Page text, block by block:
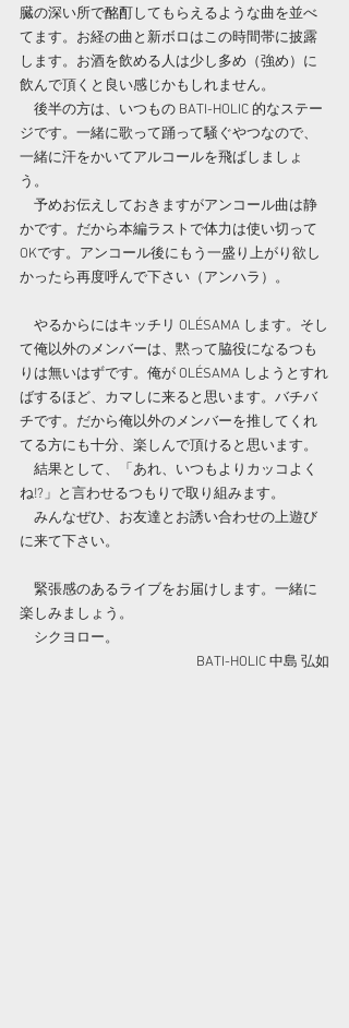
臓の深い所で酩酊してもらえるような曲を並べ
てます。お経の曲と新ボロはこの時間帯に披露
します。お酒を飲める人は少し多め（強め）に
飲んで頂くと良い感じかもしれません。
後半の方は、いつもの BATI-HOLIC 的なステー
ジです。一緒に歌って踊って騒ぐやつなので、
一緒に汗をかいてアルコールを飛ばしましょ
う。
予めお伝えしておきますがアンコール曲は静
かです。だから本編ラストで体力は使い切って
OKです。アンコール後にもう一盛り上がり欲し
かったら再度呼んで下さい（アンハラ）。
やるからにはキッチリ OLÉSAMA します。そし
て俺以外のメンバーは、黙って脇役になるつも
りは無いはずです。俺が OLÉSAMA しようとすれ
ばするほど、カマしに来ると思います。バチバ
チです。だから俺以外のメンバーを推してくれ
てる方にも十分、楽しんで頂けると思います。
結果として、「あれ、いつもよりカッコよく
ね!?」と言わせるつもりで取り組みます。
みんなぜひ、お友達とお誘い合わせの上遊び
に来て下さい。
緊張感のあるライブをお届けします。一緒に
楽しみましょう。
シクヨロー。
BATI-HOLIC 中島 弘如